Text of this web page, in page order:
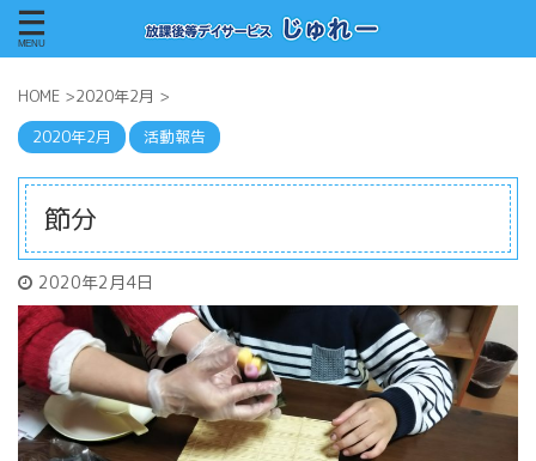
HOME >2020年2月 >
2020年2月
活動報告
節分
2020年2月4日